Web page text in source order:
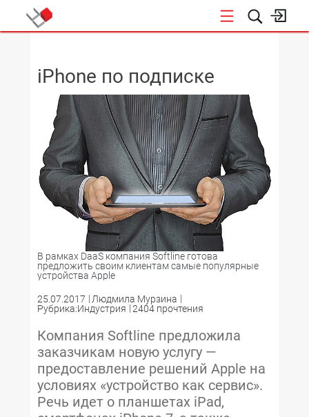
iPhone по подписке
В рамках DaaS компания Softline готова
предложить своим клиентам самые популярные
устройства Apple
25.07.2017
Людмила Мурзина
Рубрика:Индустрия
2404 прочтения
Компания Softline предложила
заказчикам новую услугу —
предоставление решений Apple на
условиях «устройство как сервис».
Речь идет о планшетах iPad,